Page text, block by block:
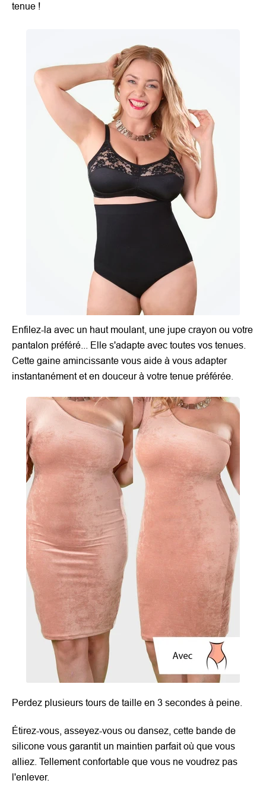
tenue !
Enfilez-la avec un haut moulant, une jupe crayon ou votre
pantalon préféré... Elle s'adapte avec toutes vos tenues.
Cette gaine amincissante vous aide à vous adapter
instantanément et en douceur à votre tenue préférée.
Perdez plusieurs tours de taille en 3 secondes à peine.
Étirez-vous, asseyez-vous ou dansez, cette bande de
silicone vous garantit un maintien parfait où que vous
alliez. Tellement confortable que vous ne voudrez pas
l'enlever.